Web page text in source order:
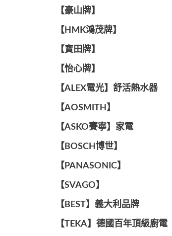
【豪山牌】
【HMK鴻茂牌】
【寶田牌】
️【怡心牌】️
️️【ALEX電光】舒活熱水器️️
【AOSMITH】
【ASKO賽寧】家電
【BOSCH博世】
️【PANASONIC】️
️【SVAGO】️
️【BEST】️義大利品牌
️【TEKA】️德國百年頂級廚電